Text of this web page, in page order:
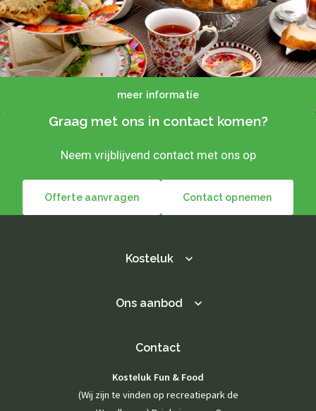
meer informatie
Graag met ons in contact komen?
Neem vrijblijvend contact met ons op
Offerte aanvragen Contact opnemen
Kosteluk
Ons aanbod
Contact
Kosteluk Fun & Food
(Wij zijn te vinden op recreatiepark de